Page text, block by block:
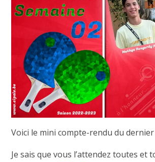
Voici le mini compte-rendu du
Je sais que vous l’attendez toutes et